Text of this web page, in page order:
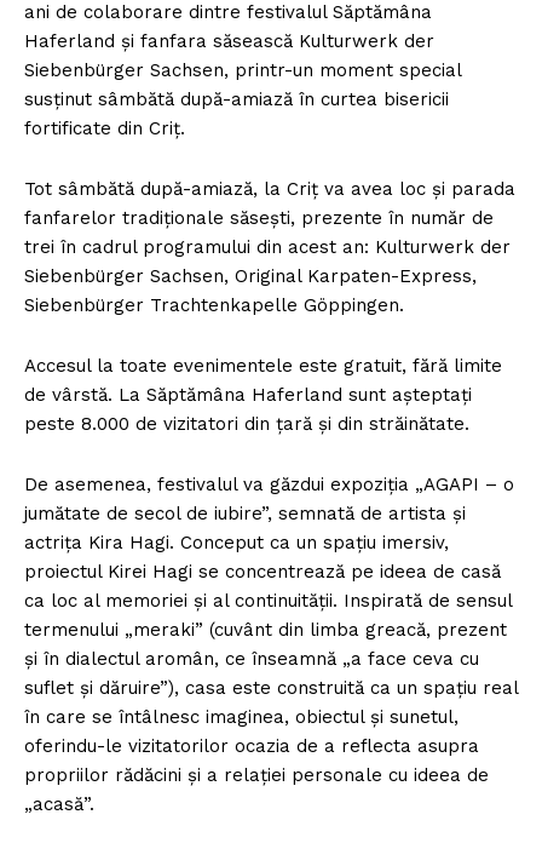
ani de colaborare dintre festivalul Săptămâna
Haferland și fanfara săsească Kulturwerk der
Siebenbürger Sachsen, printr-un moment special
susținut sâmbătă după-amiază în curtea bisericii
fortificate din Criț.
Tot sâmbătă după-amiază, la Criț va avea loc și parada
fanfarelor tradiționale săsești, prezente în număr de
trei în cadrul programului din acest an: Kulturwerk der
Siebenbürger Sachsen, Original Karpaten-Express,
Siebenbürger Trachtenkapelle Göppingen.
Accesul la toate evenimentele este gratuit, fără limite
de vârstă. La Săptămâna Haferland sunt așteptați
peste 8.000 de vizitatori din țară și din străinătate.
De asemenea, festivalul va găzdui expoziția „AGAPI – o
jumătate de secol de iubire”, semnată de artista și
actrița Kira Hagi. Conceput ca un spațiu imersiv,
proiectul Kirei Hagi se concentrează pe ideea de casă
ca loc al memoriei și al continuității. Inspirată de sensul
termenului „meraki” (cuvânt din limba greacă, prezent
și în dialectul aromân, ce înseamnă „a face ceva cu
suflet și dăruire”), casa este construită ca un spațiu real
în care se întâlnesc imaginea, obiectul și sunetul,
oferindu-le vizitatorilor ocazia de a reflecta asupra
propriilor rădăcini și a relației personale cu ideea de
„acasă”.